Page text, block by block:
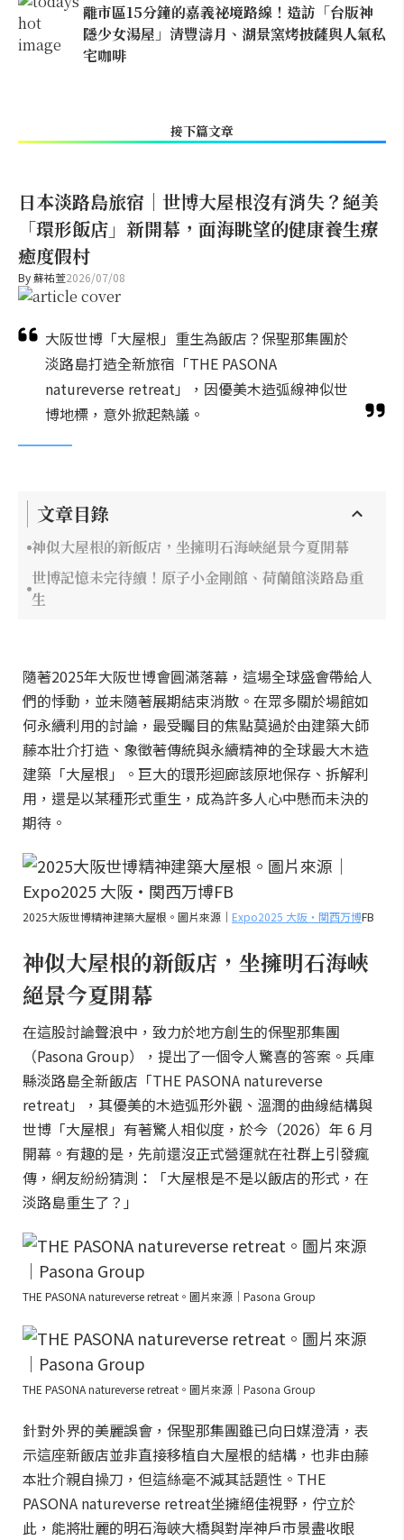
離市區15分鐘的嘉義祕境路線！造訪「台版神
隱少女湯屋」清豐濤月、湖景窯烤披薩與人氣私
宅咖啡
接下篇文章
日本淡路島旅宿｜世博大屋根沒有消失？絕美
「環形飯店」新開幕，面海眺望的健康養生療
癒度假村
By蘇祐萱2026/07/08
大阪世博「大屋根」重生為飯店？保聖那集團於
淡路島打造全新旅宿「THE PASONA
natureverse retreat」，因優美木造弧線神似世
博地標，意外掀起熱議。
文章目錄
神似大屋根的新飯店，坐擁明石海峽絕景今夏開幕
世博記憶未完待續！原子小金剛館、荷蘭館淡路島重
生
隨著2025年大阪世博會圓滿落幕，這場全球盛會帶給人
們的悸動，並未隨著展期結束消散。在眾多關於場館如
何永續利用的討論，最受矚目的焦點莫過於由建築大師
藤本壯介打造、象徵著傳統與永續精神的全球最大木造
建築「大屋根」。巨大的環形迴廊該原地保存、拆解利
用，還是以某種形式重生，成為許多人心中懸而未決的
期待。
2025大阪世博精神建築大屋根。圖片來源｜ Expo2025 大阪・関西万博FB
神似大屋根的新飯店，坐擁明石海峽
絕景今夏開幕
在這股討論聲浪中，致力於地方創生的保聖那集團
（Pasona Group），提出了一個令人驚喜的答案。兵庫
縣淡路島全新飯店「THE PASONA natureverse
retreat」，其優美的木造弧形外觀、溫潤的曲線結構與
世博「大屋根」有著驚人相似度，於今（2026）年 6 月
開幕。有趣的是，先前還沒正式營運就在社群上引發瘋
傳，網友紛紛猜測：「大屋根是不是以飯店的形式，在
淡路島重生了？」
THE PASONA natureverse retreat。圖片來源｜Pasona Group
THE PASONA natureverse retreat。圖片來源｜Pasona Group
針對外界的美麗誤會，保聖那集團雖已向日媒澄清，表
示這座新飯店並非直接移植自大屋根的結構，也非由藤
本壯介親自操刀，但這絲毫不減其話題性。THE
PASONA natureverse retreat坐擁絕佳視野，佇立於
此，能將壯麗的明石海峽大橋與對岸神戶市景盡收眼